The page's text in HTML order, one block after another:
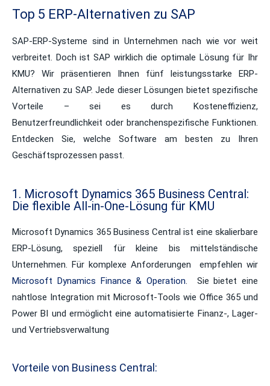
Top 5 ERP-Alternativen zu SAP
SAP-ERP-Systeme sind in Unternehmen nach wie vor weit
verbreitet. Doch ist SAP wirklich die optimale Lösung für Ihr
KMU? Wir präsentieren Ihnen fünf leistungsstarke ERP-
Alternativen zu SAP. Jede dieser Lösungen bietet spezifische
Vorteile – sei es durch Kosteneffizienz,
Benutzerfreundlichkeit oder branchenspezifische Funktionen.
Entdecken Sie, welche Software am besten zu Ihren
Geschäftsprozessen passt.
1. Microsoft Dynamics 365 Business Central:
Die flexible All-in-One-Lösung für KMU
Microsoft Dynamics 365 Business Central ist eine skalierbare
ERP-Lösung,speziell für kleine bis mittelständische
Unternehmen. Für komplexe Anforderungen empfehlen wir
Microsoft Dynamics Finance & Operation. Sie bietet eine
nahtlose Integration mit Microsoft-Tools wie Office 365 und
Power BI und ermöglicht eine automatisierte Finanz-, Lager-
und Vertriebsverwaltung
Vorteile von Business Central: